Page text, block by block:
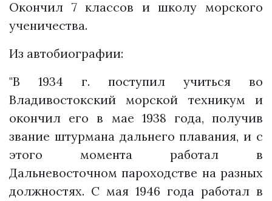
Окончил 7 классов и школу морского
ученичества.
Из автобиографии:
"В 1934 г. поступил учиться во
Владивостокский морской техникум и
окончил его в мае 1938 года, получив
звание штурмана дальнего плавания, и с
этого момента работал в
Дальневосточном пароходстве на разных
должностях. С мая 1946 года работал в